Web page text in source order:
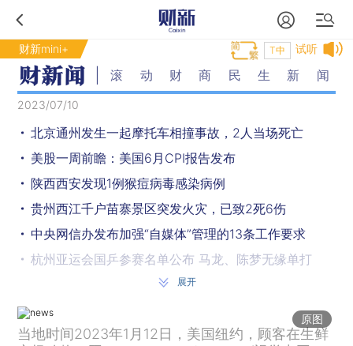
财新mini+ 试听
T中
滚动财商民生新闻
2023/07/10
北京通州发生一起摩托车相撞事故，2人当场死亡
美股一周前瞻：美国6月CPI报告发布
陕西西安发现1例猴痘病毒感染病例
贵州西江千户苗寨景区突发火灾，已致2死6伤
中央网信办发布加强“自媒体”管理的13条工作要求
杭州亚运会国乒参赛名单公布 马龙、陈梦无缘单打
广东廉江发生故意伤害案致6死1伤
网传“花34亿给河道贴瓷砖”，郑州通报：部分河道挂贴花岗岩造价约650万元
长征系列火箭发射机会首次公开竞拍 起拍价每公斤8万元
展开
原图
当地时间2023年1月12日，美国纽约，顾客在生鲜